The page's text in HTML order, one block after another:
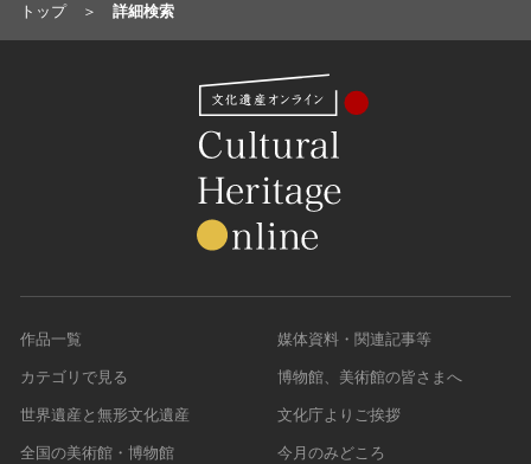
トップ 詳細検索
作品一覧
カテゴリで見る
世界遺産と無形文化遺産
全国の美術館・博物館
媒体資料・関連記事等
博物館、美術館の皆さまへ
文化庁よりご挨拶
今月のみどころ